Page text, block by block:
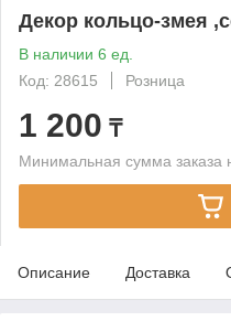
Декор кольцо-змея
В наличии 6 ед.
Код: 28615
Розница
1 200 ₸
Минимальная сумма заказа
Описание Доставка